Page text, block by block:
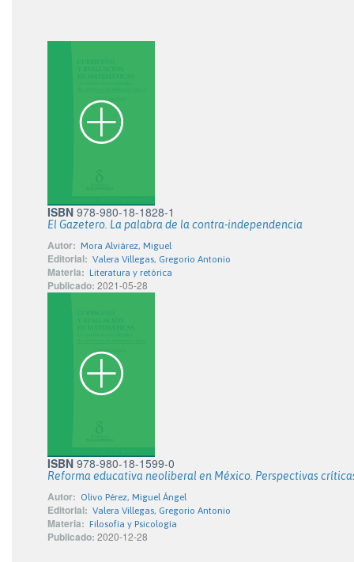
ISBN 978-980-18-1828-1
El Gazetero. La palabra de la contra-independencia
Autor: Mora Alviárez, Miguel
Editorial: Valera Villegas, Gregorio Antonio
Materia: Literatura y retórica
Publicado: 2021-05-28
ISBN 978-980-18-1599-0
Reforma educativa neoliberal en México. Perspectivas
Autor: Olivo Pérez, Miguel Ángel
Editorial: Valera Villegas, Gregorio Antonio
Materia: Filosofía y Psicología
Publicado: 2020-12-28